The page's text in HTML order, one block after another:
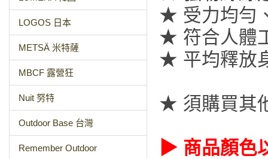
LOGOS 日本
METSÄ 米特薩
MBCF 露營狂
Nuit 努特
Outdoor Base 台灣
Remember Outdoor
★ 受力均勻
★ 符合人體
★ 平均釋放
★ 須購買其
▶ 商品顏色